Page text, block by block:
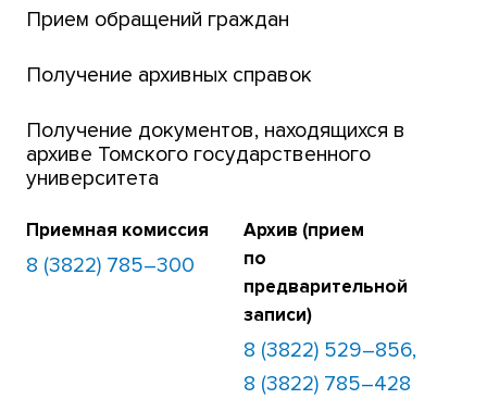
Банк инициатив по развитию университета
Прием обращений граждан
Получение архивных справок
Получение документов, находящихся в
архиве Томского государственного
университета
Приемная комиссия
8 (3822) 785–300
Архив (прием
по
предварительной
записи)
8 (3822) 529–856,
8 (3822) 785–428